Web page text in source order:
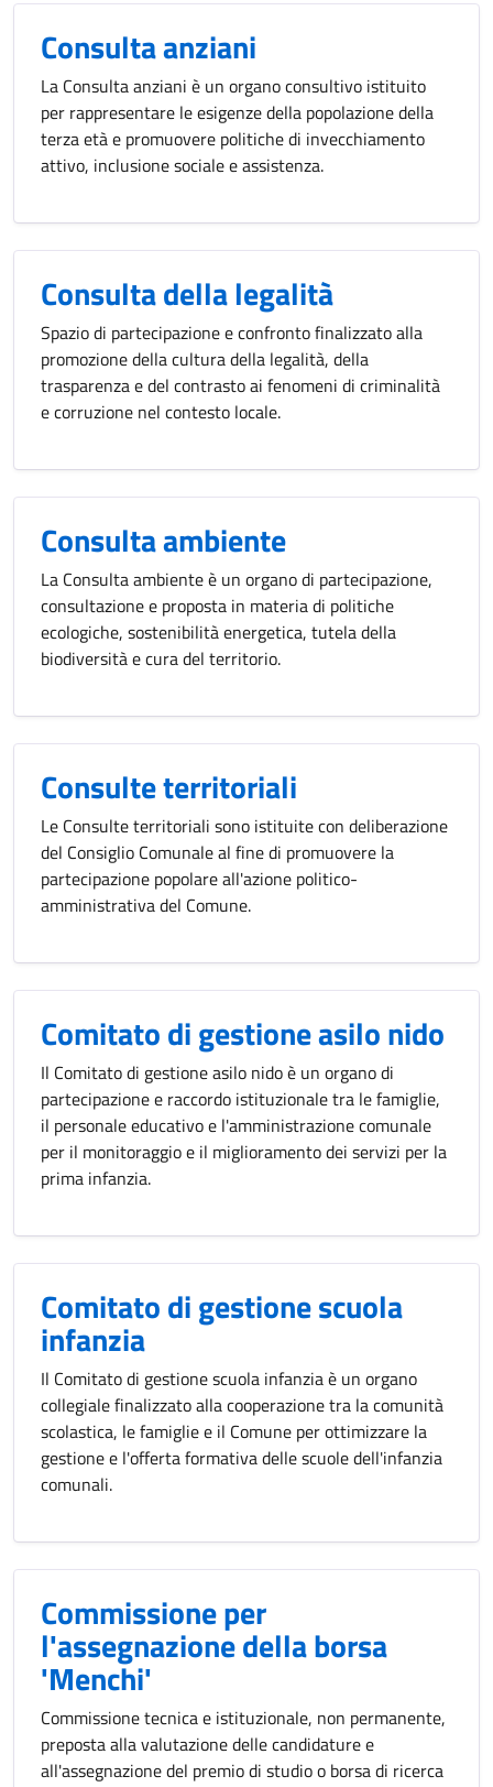
Consulta anziani
La Consulta anziani è un organo consultivo istituito
per rappresentare le esigenze della popolazione della
terza età e promuovere politiche di invecchiamento
attivo, inclusione sociale e assistenza.
Consulta della legalità
Spazio di partecipazione e confronto finalizzato alla
promozione della cultura della legalità, della
trasparenza e del contrasto ai fenomeni di criminalità
e corruzione nel contesto locale.
Consulta ambiente
La Consulta ambiente è un organo di partecipazione,
consultazione e proposta in materia di politiche
ecologiche, sostenibilità energetica, tutela della
biodiversità e cura del territorio.
Consulte territoriali
Le Consulte territoriali sono istituite con deliberazione
del Consiglio Comunale al fine di promuovere la
partecipazione popolare all'azione politico-
amministrativa del Comune.
Comitato di gestione asilo nido
Il Comitato di gestione asilo nido è un organo di
partecipazione e raccordo istituzionale tra le famiglie,
il personale educativo e l'amministrazione comunale
per il monitoraggio e il miglioramento dei servizi per la
prima infanzia.
Comitato di gestione scuola
infanzia
Il Comitato di gestione scuola infanzia è un organo
collegiale finalizzato alla cooperazione tra la comunità
scolastica, le famiglie e il Comune per ottimizzare la
gestione e l'offerta formativa delle scuole dell'infanzia
comunali.
Commissione per
l'assegnazione della borsa
'Menchi'
Commissione tecnica e istituzionale, non permanente,
preposta alla valutazione delle candidature e
all'assegnazione del premio di studio o borsa di ricerca